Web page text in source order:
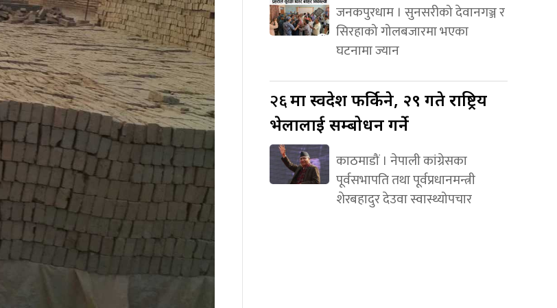
जनकपुरधाम । सुनसरीको देवानगञ्ज र
सिरहाको गोलबजारमा भएका
घटनामा ज्यान
२६मा स्वदेश फर्किने, २९ गते राष्ट्रिय
भेलालाई सम्बोधन गर्ने
काठमाडौं । नेपाली कांग्रेसका
पूर्वसभापति तथा पूर्वप्रधानमन्त्री
शेरबहादुर देउवा स्वास्थ्योपचार